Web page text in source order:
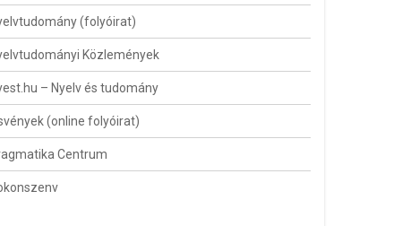
(folyóirat)
Közlemények
– Nyelv és tudomány
(online folyóirat)
Centrum